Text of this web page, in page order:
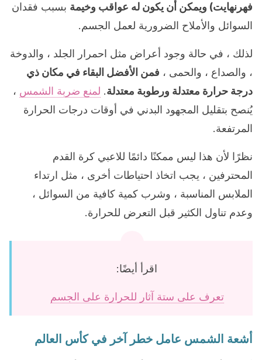
فهرنهايت) ويمكن أن يكون له عواقب وخيمة بسبب فقدان
السوائل والأملاح الضرورية لعمل الجسم.
لذلك ، في حالة وجود أعراض مثل احمرار الجلد ، والدوخة
، والصداع ، والحمى ، فمن الأفضل البقاء في مكان ذي
درجة حرارة معتدلة ورطوبة معتدلة. لمنع ضربة الشمس ،
يُنصح بتقليل المجهود البدني في أوقات درجات الحرارة
المرتفعة.
نظرًا لأن هذا ليس ممكنًا دائمًا للاعبي كرة القدم
المحترفين ، يجب اتخاذ احتياطات أخرى ، مثل ارتداء
الملابس المناسبة ، وشرب كمية كافية من السوائل ،
وعدم تناول الكثير قبل التعرض للحرارة.
اقرأ أيضًا:
تعرف على ستة آثار للحرارة على الجسم
أشعة الشمس عامل خطر آخر في كأس العالم